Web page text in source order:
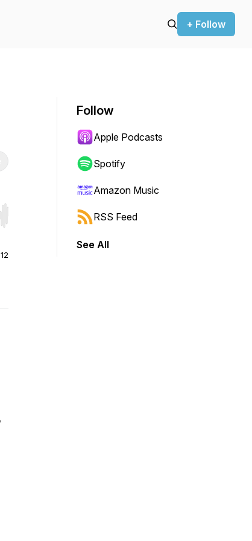
+ Follow
shift to jump forward or backward.
Follow
Apple Podcasts
Spotify
Amazon Music
RSS Feed
See All